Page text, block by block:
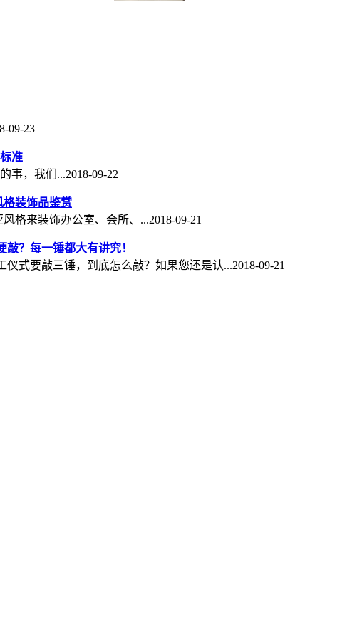
09-23
准
事，我们...2018-09-22
格装饰品鉴赏
格来装饰办公室、会所、...2018-09-21
敲？每一锤都大有讲究！
式要敲三锤，到底怎么敲？如果您还是认...2018-09-21